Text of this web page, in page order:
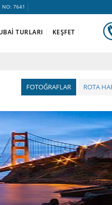
NO: 7641
TURLARI KEŞFET
ROTA
FOTOĞRAFLAR